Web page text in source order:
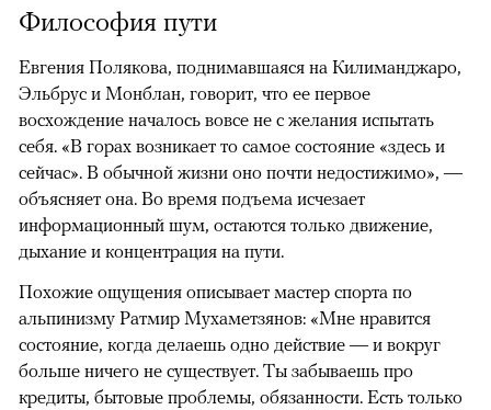
Философия пути
Евгения Полякова, поднимавшаяся на Килиманджаро,
Эльбрус и Монблан, говорит, что ее первое
восхождение началось вовсе не с желания испытать
себя. «В горах возникает то самое состояние «здесь и
сейчас». В обычной жизни оно почти недостижимо», —
объясняет она. Во время подъема исчезает
информационный шум, остаются только движение,
дыхание и концентрация на пути.
Похожие ощущения описывает мастер спорта по
альпинизму Ратмир Мухаметзянов: «Мне нравится
состояние, когда делаешь одно действие — и вокруг
больше ничего не существует. Ты забываешь про
кредиты, бытовые проблемы, обязанности. Есть только